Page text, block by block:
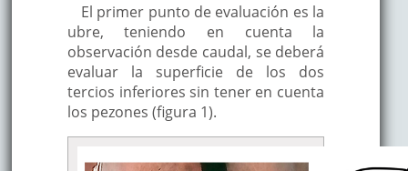
El primer punto de evaluación es la
ubre, teniendo en cuenta la
observación desde caudal, se deberá
evaluar la superficie de los dos
tercios inferiores sin tener en cuenta
los pezones (figura 1).